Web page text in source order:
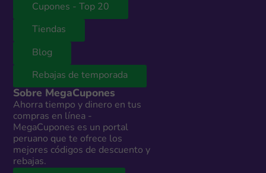
Cupones - Top 20
Tiendas
Blog
Rebajas de temporada
Sobre MegaCupones
Ahorra tiempo y dinero en tus
compras en línea -
MegaCupones es un portal
peruano que te ofrece los
mejores códigos de descuento y
rebajas.